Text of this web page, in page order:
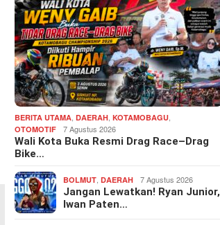
BERITA UTAMA ,DAERAH ,KOTAMOBAGU
OTOMOTIF 7 Agustus 2026
Wali Kota Buka Resmi Drag Race–Drag
Bike…
BOLMUT ,DAERAH 7 Agustus 2026
Jangan Lewatkan! Ryan Junior,
Iwan Paten…